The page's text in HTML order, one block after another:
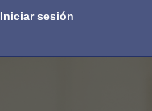
Iniciar sesión